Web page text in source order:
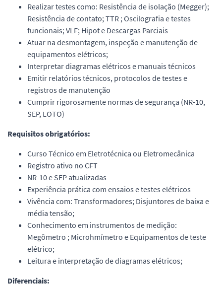
Realizar testes como: Resistência de isolação (Megger);
Resistência de contato; TTR ; Oscilografia e testes
funcionais; VLF; Hipot e Descargas Parciais
Atuar na desmontagem, inspeção e manutenção de
equipamentos elétricos;
Interpretar diagramas elétricos e manuais técnicos
Emitir relatórios técnicos, protocolos de testes e
registros de manutenção
Cumprir rigorosamente normas de segurança (NR-10,
SEP, LOTO)
Requisitos obrigatórios:
Curso Técnico em Eletrotécnica ou Eletromecânica
Registro ativo no CFT
NR-10 e SEP atualizadas
Experiência prática com ensaios e testes elétricos
Vivência com: Transformadores; Disjuntores de baixa e
média tensão;
Conhecimento em instrumentos de medição:
Megômetro ; Microhmímetro e Equipamentos de teste
elétrico;
Leitura e interpretação de diagramas elétricos;
Diferenciais: